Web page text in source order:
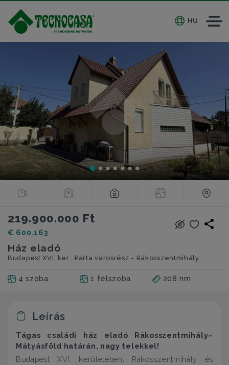
HU
219.900.000 Ft
€ 600.163
Ház eladó
Budapest XVI. ker., Párta városrész - Rákosszentmihály
4 szoba 1 félszoba 208 nm
Leírás
Tágas családi ház eladó Rákosszentmihály–
Mátyásföld határán, nagy telekkel!
Budapest XVI. kerületében, Rákosszentmihály és